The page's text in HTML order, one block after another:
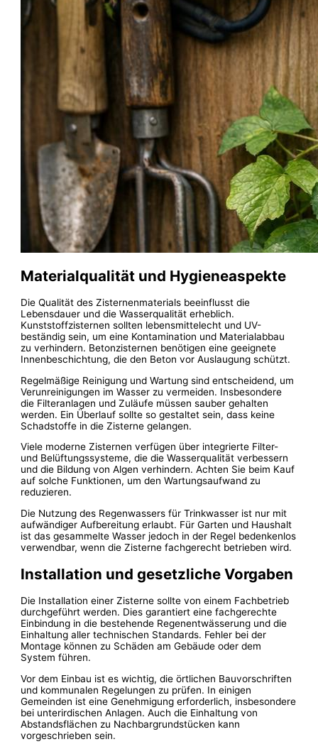
Materialqualität und Hygieneaspekte
Die Qualität des Zisternenmaterials beeinflusst die
Lebensdauer und die Wasserqualität erheblich.
Kunststoffzisternen sollten lebensmittelecht und UV-
beständig sein, um eine Kontamination und Materialabbau
zu verhindern. Betonzisternen benötigen eine geeignete
Innenbeschichtung, die den Beton vor Auslaugung schützt.
Regelmäßige Reinigung und Wartung sind entscheidend, um
Verunreinigungen im Wasser zu vermeiden. Insbesondere
die Filteranlagen und Zuläufe müssen sauber gehalten
werden. Ein Überlauf sollte so gestaltet sein, dass keine
Schadstoffe in die Zisterne gelangen.
Viele moderne Zisternen verfügen über integrierte Filter-
und Belüftungssysteme, die die Wasserqualität verbessern
und die Bildung von Algen verhindern. Achten Sie beim Kauf
auf solche Funktionen, um den Wartungsaufwand zu
reduzieren.
Die Nutzung des Regenwassers für Trinkwasser ist nur mit
aufwändiger Aufbereitung erlaubt. Für Garten und Haushalt
ist das gesammelte Wasser jedoch in der Regel bedenkenlos
verwendbar, wenn die Zisterne fachgerecht betrieben wird.
Installation und gesetzliche Vorgaben
Die Installation einer Zisterne sollte von einem Fachbetrieb
durchgeführt werden. Dies garantiert eine fachgerechte
Einbindung in die bestehende Regenentwässerung und die
Einhaltung aller technischen Standards. Fehler bei der
Montage können zu Schäden am Gebäude oder dem
System führen.
Vor dem Einbau ist es wichtig, die örtlichen Bauvorschriften
und kommunalen Regelungen zu prüfen. In einigen
Gemeinden ist eine Genehmigung erforderlich, insbesondere
bei unterirdischen Anlagen. Auch die Einhaltung von
Abstandsflächen zu Nachbargrundstücken kann
vorgeschrieben sein.